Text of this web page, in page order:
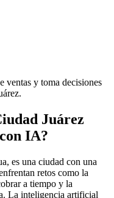
ventas y toma decisiones
Juárez
IA?
es una ciudad con una
retos como la
a tiempo y la
La inteligencia artificial